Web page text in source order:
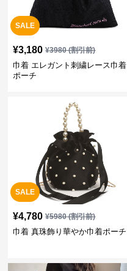
SALE
¥3,180 ¥3980(割引前)
巾着 エレガント刺繍レース巾着
ポーチ
SALE
¥4,780 ¥5980(割引前)
巾着 真珠飾り華やか巾着ポーチ